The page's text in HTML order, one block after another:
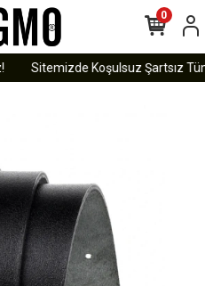
Sitemizde Koşulsuz Şartsız
0